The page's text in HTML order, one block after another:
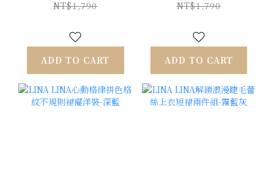
NT$1,790
ADD TO CART
NT$1,790
ADD TO CART